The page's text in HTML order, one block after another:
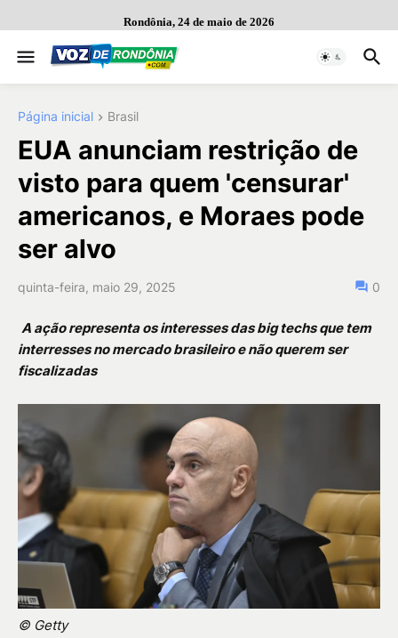
Rondônia, 24 de maio de 2026
Página inicial Brasil
EUA anunciam restrição de
visto para quem 'censurar'
americanos, e Moraes pode
ser alvo
quinta-feira, maio 29, 2025 0
A ação representa os interesses das big techs que tem
interresses no mercado brasileiro e não querem ser
fiscalizadas
© Getty